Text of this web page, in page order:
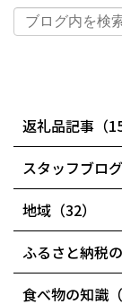
返礼品記事（15
スタッフブログ
地域（32）
ふるさと納税
食べ物の知識（